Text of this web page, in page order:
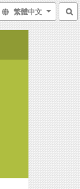
繁體中文